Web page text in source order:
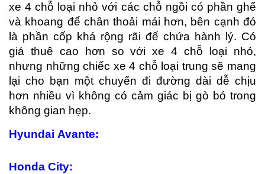
xe 4 chỗ loại nhỏ với các chỗ ngồi có phần ghế
và khoang để chân thoải mái hơn, bên cạnh đó
là phần cốp khá rộng rãi để chứa hành lý. Có
giá thuê cao hơn so với xe 4 chỗ loại nhỏ,
nhưng những chiếc xe 4 chỗ loại trung sẽ mang
lại cho bạn một chuyến đi đường dài dễ chịu
hơn nhiều vì không có cảm giác bị gò bó trong
không gian hẹp.
Hyundai Avante:
Honda City: